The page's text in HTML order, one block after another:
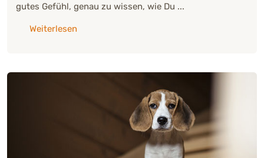
gutes Gefühl, genau zu wissen, wie Du ...
Weiterlesenüber: "Der ideale Beginn einer Freundschaft